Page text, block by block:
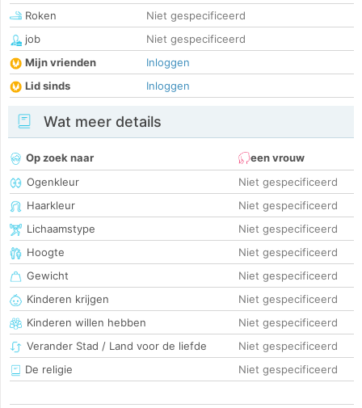
Roken
Niet gespecificeerd
job
Niet gespecificeerd
Mijn vrienden
Inloggen
Lid sinds
Inloggen
Wat meer details
Op zoek naar
een vrouw
Ogenkleur
Niet gespecificeerd
Haarkleur
Niet gespecificeerd
Lichaamstype
Niet gespecificeerd
Hoogte
Niet gespecificeerd
Gewicht
Niet gespecificeerd
Kinderen krijgen
Niet gespecificeerd
Kinderen willen hebben
Niet gespecificeerd
Verander Stad / Land voor de liefde
Niet gespecificeerd
De religie
Niet gespecificeerd